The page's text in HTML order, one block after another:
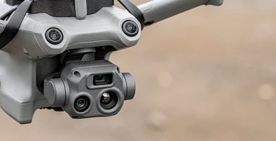
Mavic 4 Pro Xtend Militari DJI M400